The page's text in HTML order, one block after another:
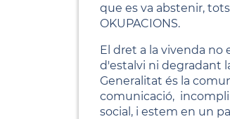
que es va abstenir,
OKUPACIONS.
El dret a la vivenda
d'estalvi ni degradant
Generalitat és la
comunicació,
social, i estem en un